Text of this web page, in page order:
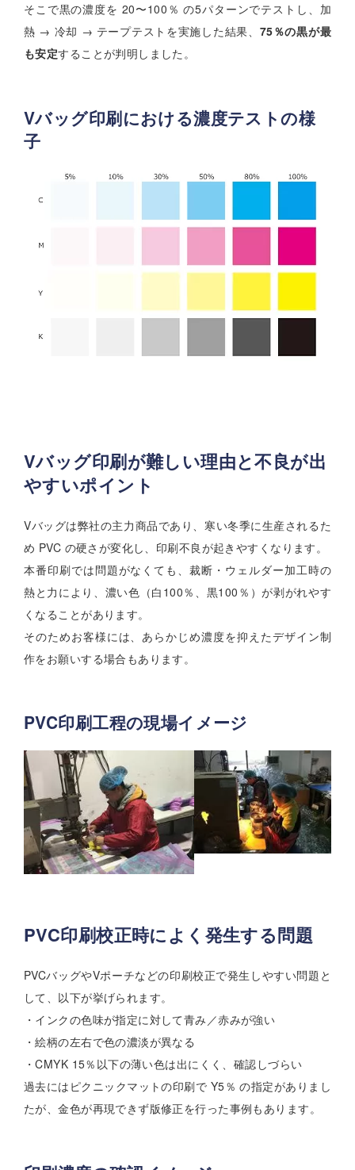
そこで黒の濃度を 20〜100％ の5パターンでテストし、加
熱 → 冷却 → テープテストを実施した結果、 75％の黒が最
も安定することが判明しました。
Vバッグ印刷における濃度テストの様
子
Vバッグ印刷が難しい理由と不良が出
やすいポイント
Vバッグは弊社の主力商品であり、寒い冬季に生産されるた
め PVC の硬さが変化し、印刷不良が起きやすくなります。
本番印刷では問題がなくても、裁断・ウェルダー加工時の
熱と力により、濃い色（白100％、黒100％）が剥がれやす
くなることがあります。
そのためお客様には、あらかじめ濃度を抑えたデザイン制
作をお願いする場合もあります。
PVC印刷工程の現場イメージ
PVC印刷校正時によく発生する問題
PVCバッグやVポーチなどの印刷校正で発生しやすい問題と
して、以下が挙げられます。
・インクの色味が指定に対して青み／赤みが強い
・絵柄の左右で色の濃淡が異なる
・CMYK 15％以下の薄い色は出にくく、確認しづらい
過去にはピクニックマットの印刷で Y5％ の指定がありまし
たが、金色が再現できず版修正を行った事例もあります。